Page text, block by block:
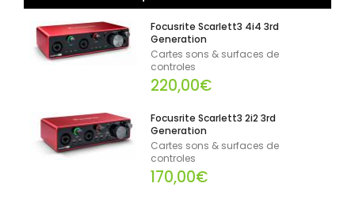
Focusrite Scarlett3 4i4 3rd
Generation
Cartes sons & surfaces de
controles
220,00€
Focusrite Scarlett3 2i2 3rd
Generation
Cartes sons & surfaces de
controles
170,00€